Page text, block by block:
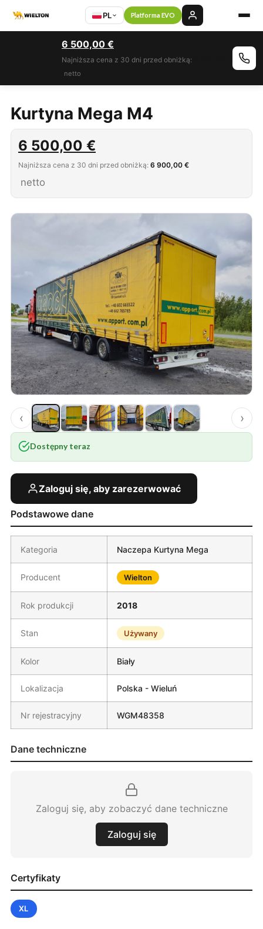
PL Platforma EVO
6 500,00 €
Najniższa cena z 30 dni przed obniżką:
netto
Kurtyna Mega M4
6 500,00 €
Najniższa cena z 30 dni przed obniżką: 6 900,00 €
netto
‹ ›
Dostępny teraz
Zaloguj się, aby zarezerwować
Podstawowe dane
Kategoria Naczepa Kurtyna Mega
Producent Wielton
Rok produkcji 2018
Stan Używany
Kolor Biały
Lokalizacja Polska - Wieluń
Nr rejestracyjny WGM48358
Dane techniczne
Zaloguj się, aby zobaczyć dane techniczne
Zaloguj się
Certyfikaty
XL